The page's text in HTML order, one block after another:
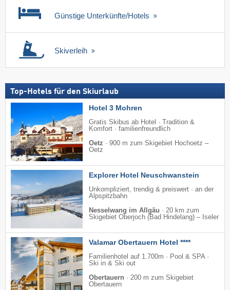
Günstige Unterkünfte/Hotels
Skiverleih
Top-Hotels für den Skiurlaub
Hotel 3 Mohren
Gratis Skibus ab Hotel · Tradition &
Komfort · familienfreundlich
Oetz · 900 m zum Skigebiet Hochoetz –
Oetz
Explorer Hotel Neuschwanstein
Unkompliziert, trendig & preiswert · an der
Alpspitzbahn
Nesselwang im Allgäu · 20 km zum
Skigebiet Oberjoch (Bad Hindelang) – Iseler
Valamar Obertauern Hotel ****
Familienhotel auf 1.700m · Pool & SPA ·
Ski in & Ski out
Obertauern · 200 m zum Skigebiet
Obertauern